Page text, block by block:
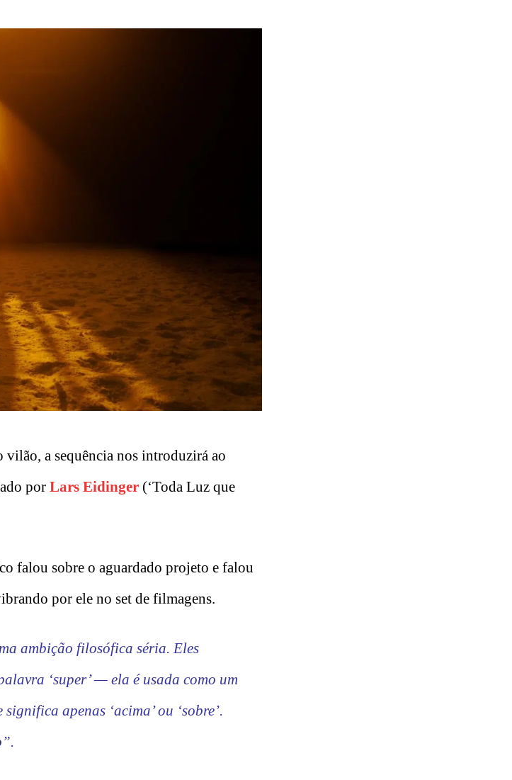
a sequência nos introduzirá ao
por Lars Eidinger (‘Toda Luz que
falou sobre o aguardado projeto e falou
por ele no set de filmagens.
ambição filosófica séria. Eles
‘super’ — ela é usada como um
apenas ‘acima’ ou ‘sobre’.